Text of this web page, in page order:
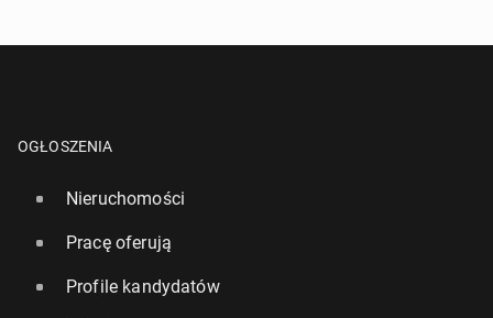
OGŁOSZENIA
Nieruchomości
Pracę oferują
Profile kandydatów